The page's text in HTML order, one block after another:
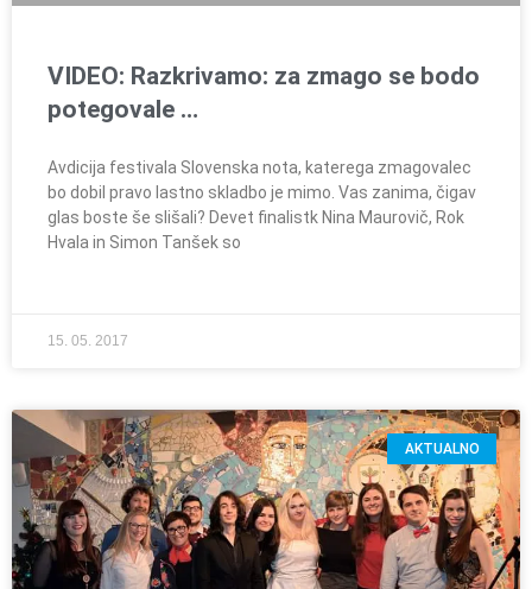
VIDEO: Razkrivamo: za zmago se bodo
potegovale …
Avdicija festivala Slovenska nota, katerega zmagovalec
bo dobil pravo lastno skladbo je mimo. Vas zanima, čigav
glas boste še slišali? Devet finalistk Nina Maurovič, Rok
Hvala in Simon Tanšek so
15. 05. 2017
AKTUALNO